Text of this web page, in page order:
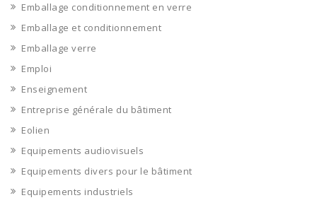
Emballage conditionnement en verre
Emballage et conditionnement
Emballage verre
Emploi
Enseignement
Entreprise générale du bâtiment
Eolien
Equipements audiovisuels
Equipements divers pour le bâtiment
Equipements industriels